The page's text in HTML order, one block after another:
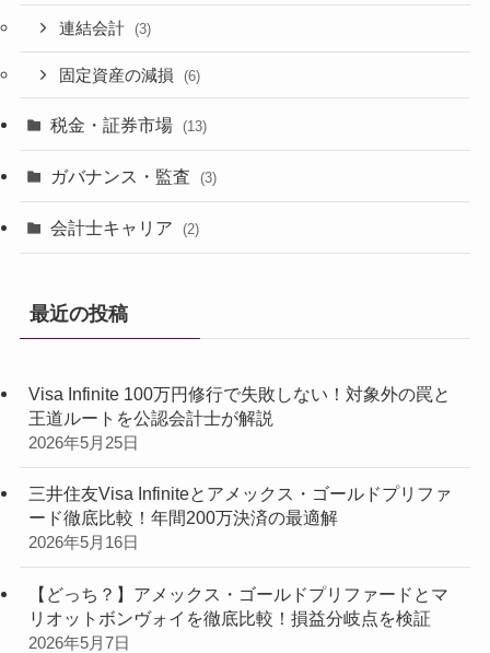
連結会計 (3)
固定資産の減損 (6)
税金・証券市場 (13)
ガバナンス・監査 (3)
会計士キャリア (2)
最近の投稿
Visa Infinite 100万円修行で失敗しない！対象外の罠と
王道ルートを公認会計士が解説
2026年5月25日
三井住友Visa Infiniteとアメックス・ゴールドプリファ
ード徹底比較！年間200万決済の最適解
2026年5月16日
【どっち？】アメックス・ゴールドプリファードとマ
リオットボンヴォイを徹底比較！損益分岐点を検証
2026年5月7日